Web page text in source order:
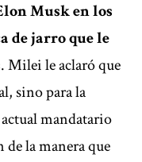
Musk en los
de jarro que le
. Milei le aclaró que
sino para la
mandatario
la manera que